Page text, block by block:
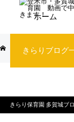
ホーム
きらりブログ
ブログ き
きらり保育園 多賀城ブ